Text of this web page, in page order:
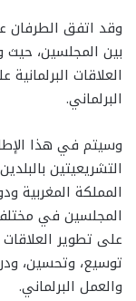
وقد اتفق الطرفان
بين المجلسين،
العلاقات
البرلماني.
وسيتم في هذا
التشريعيتين
المملكة المغربية
المجلسين في
على تطوير
توسيع، وتحسين،
والعمل البرلماني.